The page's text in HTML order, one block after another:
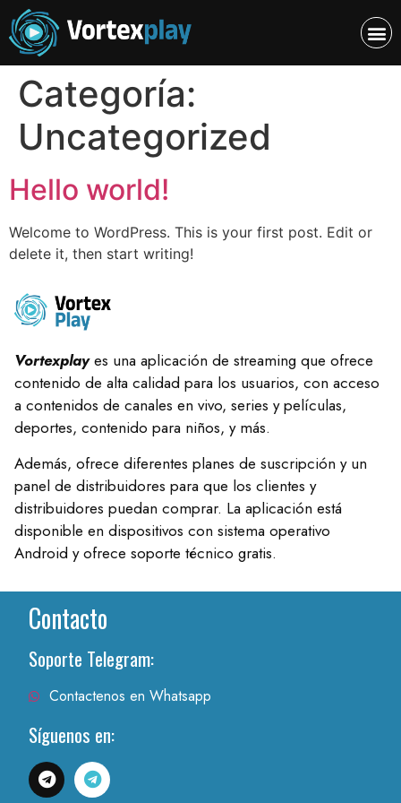
Categoría:
Uncategorized
Hello world!
Welcome to WordPress. This is your first post. Edit or
delete it, then start writing!
Vortexplay es una aplicación de streaming que ofrece
contenido de alta calidad para los usuarios, con acceso
a contenidos de canales en vivo, series y películas,
deportes, contenido para niños, y más.
Además, ofrece diferentes planes de suscripción y un
panel de distribuidores para que los clientes y
distribuidores puedan comprar. La aplicación está
disponible en dispositivos con sistema operativo
Android y ofrece soporte técnico gratis.
Contacto
Soporte Telegram:
Contactenos en Whatsapp
Síguenos en: